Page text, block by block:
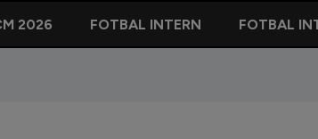
2026 FOTBAL INTERN FOTBAL